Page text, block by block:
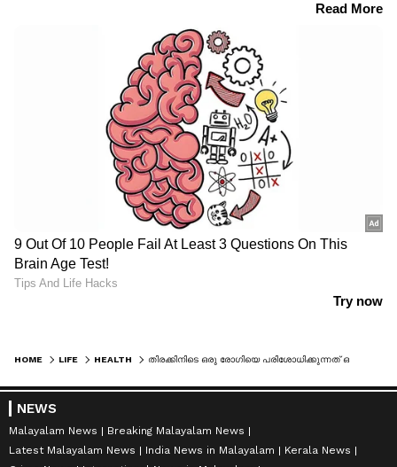
HOME LIFE HEALTH
NEWS
Malayalam News
Breaking Malayalam News
Latest Malayalam News
India News in Malayalam
Kerala News